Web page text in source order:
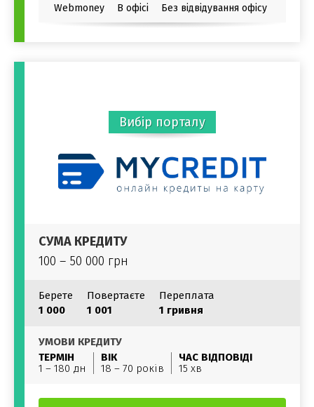
Webmoney
В офісі Без відвідування офісу
Вибір порталу
СУМА КРЕДИТУ
100 – 50 000 грн
Берете
1 000
Повертаєте
1 001
Переплата
1 гривня
УМОВИ КРЕДИТУ
ТЕРМІН
1 – 180 дн
ВІК
18 – 70 років
ЧАС ВІДПОВІДІ
15 хв